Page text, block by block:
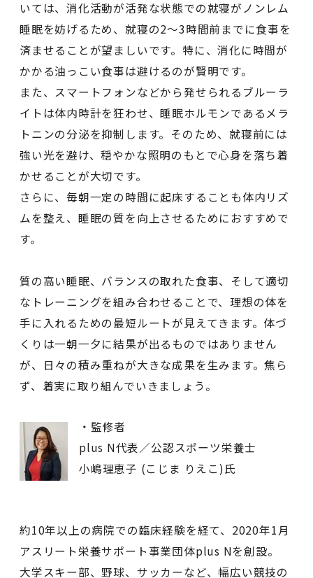
いては、消化活動が活発な状態での就寝がノンレム
睡眠を妨げるため、就寝の2～3時間前までに食事を
済ませることが望ましいです。特に、消化に時間が
かかる油っこい食事は避けるのが賢明です。
また、スマートフォンなどから発せられるブルーラ
イトは体内時計を狂わせ、睡眠ホルモンであるメラ
トニンの分泌を抑制します。そのため、就寝前には
強い光を避け、穏やかな照明のもとで心身を落ち着
かせることが大切です。
さらに、毎朝一定の時間に起床することも体内リズ
ムを整え、睡眠の質を向上させるためにおすすめで
す。
質の高い睡眠、バランスの取れた食事、そして適切
なトレーニングを組み合わせることで、理想の体を
手に入れるための最短ルートが見えてきます。体づ
くりは一朝一夕に結果が出るものではありません
が、日々の積み重ねが大きな成果を生みます。焦ら
ず、着実に取り組んでいきましょう。
・監修者
plus N代表／公認スポーツ栄養士
小嶋理恵子 (こじま りえこ)氏
約10年以上の病院での臨床経験を経て、2020年1月
アスリート栄養サポート事業団体plus Nを創設。
大学スキー部、野球、サッカーなど、幅広い競技の